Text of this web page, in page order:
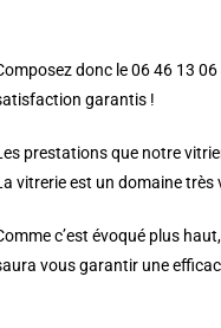
donc le 06 46 13
garantis !
prestations que notre
vitrerie est un domaine très
c’est évoqué plus
vous garantir une